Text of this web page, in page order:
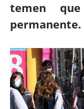
temen
permanente.